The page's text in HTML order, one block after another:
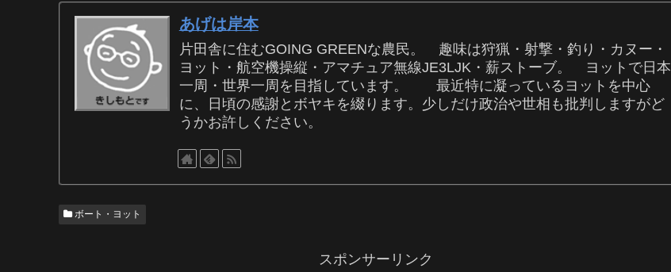
あげは岸本
片田舎に住むGOING GREENな農民。 趣味は狩猟・射撃・釣り・カヌー・
ヨット・航空機操縦・アマチュア無線JE3LJK・薪ストーブ。 ヨットで日本
一周・世界一周を目指しています。 最近特に凝っているヨットを中心
に、日頃の感謝とボヤキを綴ります。少しだけ政治や世相も批判しますがど
うかお許しください。
ボート・ヨット
スポンサーリンク